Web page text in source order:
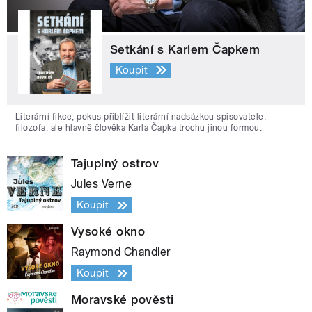
Setkání s Karlem Čapkem
Koupit
Literární fikce, pokus přiblížit literární nadsázkou spisovatele,
filozofa, ale hlavně člověka Karla Čapka trochu jinou formou.
Tajuplný ostrov
Jules Verne
Koupit
Vysoké okno
Raymond Chandler
Koupit
Moravské pověsti